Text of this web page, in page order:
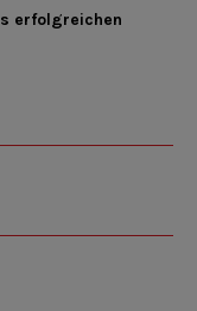
erfolgreichen